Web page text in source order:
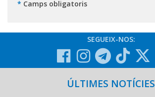
* Camps obligatoris
SEGUEIX-NOS:
ÚLTIMES NOTÍCIES